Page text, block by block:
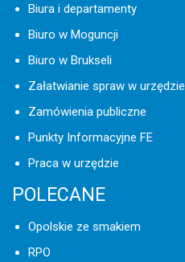
Biura i departamenty
Biuro w Moguncji
Biuro w Brukseli
Załatwianie spraw w urzędzie
Zamówienia publiczne
Punkty Informacyjne FE
Praca w urzędzie
POLECANE
Opolskie ze smakiem
RPO